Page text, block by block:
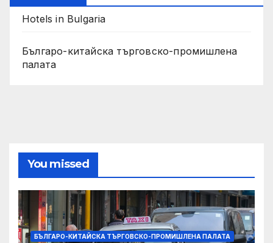
Hotels in Bulgaria
Българо-китайска търговско-промишлена
палата
You missed
БЪЛГАРО-КИТАЙСКА ТЪРГОВСКО-ПРОМИШЛЕНА ПАЛАТА